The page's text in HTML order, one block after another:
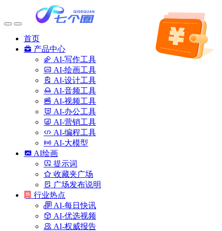
首页
产品中心
AI-写作工具
AI-绘画工具
AI-设计工具
AI-音频工具
AI-视频工具
AI-办公工具
AI-营销工具
AI-编程工具
AI-大模型
AI绘画
提示词
收藏夹广场
广场发布说明
行业热点
AI-每日快讯
AI-优选视频
AI-权威报告